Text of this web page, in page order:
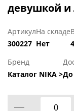
девушкой
Артикул
300227
На складе
Нет
4
Бренд
Каталог NIKA >До